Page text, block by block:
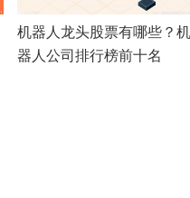
机器人龙头股票有哪些？机
器人公司排行榜前十名